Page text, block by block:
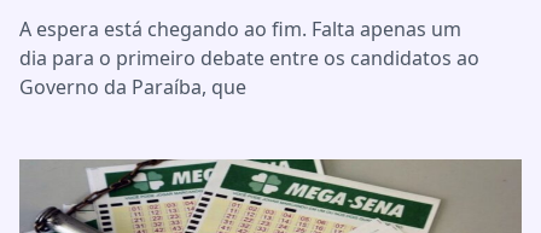
A espera está chegando ao fim. Falta apenas um
dia para o primeiro debate entre os candidatos ao
Governo da Paraíba, que